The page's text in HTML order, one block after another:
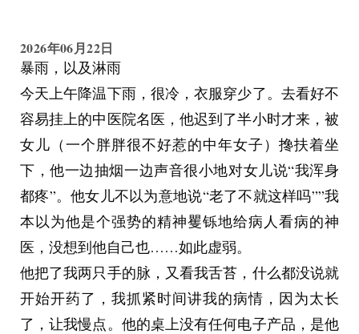
我，也不愿意诚实地直面他们对我做了什么，随他
们去吧。
2026年06月22日
暴雨，以及淋雨
今天上午降温下雨，很冷，衣服穿少了。去看好不
容易挂上的中医院名医，他迟到了半小时才来，被
女儿（一个胖胖很不好惹的中年女子）搀扶着坐
下，他一边抽烟一边声音很小地对女儿说“我浑身
都疼”。他女儿不以为意地说“老了不就这样吗””我
本以为他是个强势的精神矍铄地给病人看病的神
医，没想到他自己也……如此虚弱。
他把了我两只手的脉，又看我舌苔，什么都没说就
开始开药了，我抓紧时间讲我的病情，因为太长
了，让我慢点。他的桌上没有任何电子产品，是他